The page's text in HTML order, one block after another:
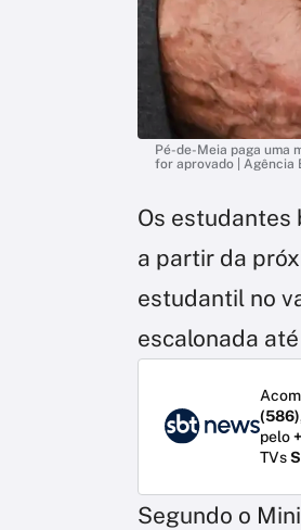
Pé-de-Meia paga uma
for aprovado | Agência
Os estudantes
a partir da
estudantil no
escalonada
(586)
pelo
TVs
Segundo o